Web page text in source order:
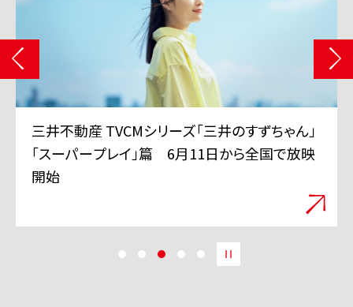
三井不動産 TVCMシリーズ「三井のすずちゃん」
「スーパープレイ」篇 6月11日から全国で放映
開始